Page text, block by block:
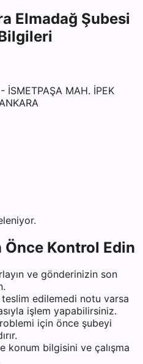
Elmadağ Şubesi
İSMETPAŞA MAH. İPEK
Kontrol Edin
ve gönderinizin son
edilemedi notu varsa
işlem yapabilirsiniz.
için önce şubeyi
konum bilgisini ve çalışma